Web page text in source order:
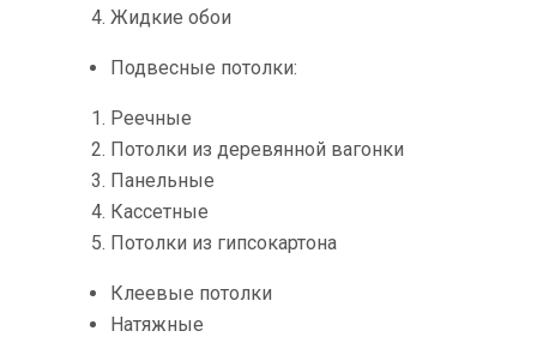
Жидкие обои
Подвесные потолки:
Реечные
Потолки из деревянной вагонки
Панельные
Кассетные
Потолки из гипсокартона
Клеевые потолки
Натяжные